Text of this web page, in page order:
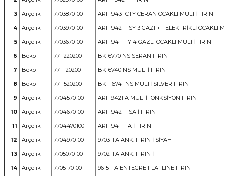
3
Arçelik 7703870100
ARF-9431 CTY CERAN OCAKLI MULTİ FIRIN
4
Arçelik 7703970100
ARF-9421 TSY 3 GAZI + 1 ELEKTRİKLİ OCAKLI
5
Arçelik 7703670100
ARF-9411 TY 4 GAZLI OCAKLI MULTİ FIRIN
6
Beko 7711220200
BK-6770 NS SERAN FIRIN
7
Beko 7711120200
BK-6740 NS MULTİ FIRIN
8
Beko 7711520200
BKF-6741 NS MULTİ SILVER FIRIN
9
Arçelik 7704570100
ARF 9421 A MULTİFONKSİYON FIRIN
10
Arçelik 7704670100
ARF-9421 TSA İ FIRIN
11
Arçelik 7704470100
ARF-9411 TA İ FIRIN
12
Arçelik 7704970100
9703 TA ANK. FIRIN İ SİYAH
13
Arçelik 7705070100
9702 TA ANK. FIRIN İ
14
Arçelik 7705170100
9615 TA ENTEGRE FLATLINE FIRIN